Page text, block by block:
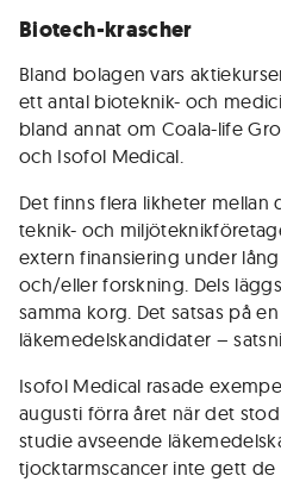
Biotech-krascher
Bland bolagen vars
ett antal bioteknik- och
bland annat om Coala-life
och Isofol Medical.
Det finns flera likheter
teknik- och
extern finansiering under
och/eller forskning. Dels
samma korg. Det satsas på
läkemedelskandidater –
Isofol Medical rasade
augusti förra året när det
studie avseende
tjocktarmscancer inte gett